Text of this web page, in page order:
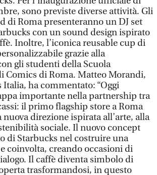
sono previste diverse attività. Gli
di Roma presenteranno un DJ set
con un sound design ispirato
Inoltre, l’iconica reusable cup di
grazie alla
gli studenti della Scuola
Comics di Roma. Matteo Morandi,
Italia, ha commentato: “Oggi
importante nella partnership tra
il primo flagship store a Roma
direzione ispirata all’arte, alla
sociale. Il nuovo concept
di Starbucks nel costruire una
coinvolta, creando occasioni di
Il caffè diventa simbolo di
trasformandosi, in questo